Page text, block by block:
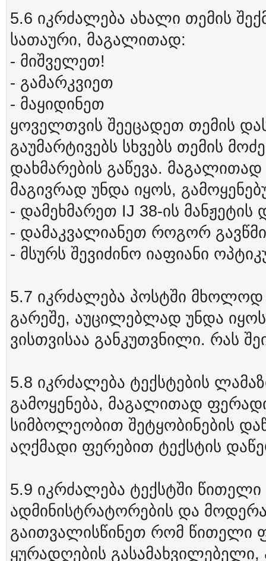
5.6 იკრძალება ახალი თემის
სათაური, მაგალითად:
- მიშველეთ!
- გამარკვიეთ
- მაყიდინეთ
ყოველთვის შეეცადეთ თემის
გაუმარტივებს სხვებს თემის
დახმარების გაწევა.
მაგივრად უნდა იყოს,
- დამეხმარეთ IJ 38-ის მანჟეტის
- დამაკვალიანეთ როგორ
- მსურს შევიძინო იაფიანი
5.7 იკრძალება პოსტში მხოლოდ
გარეშე, აუცილებლად უნდა
ვისთვისაა განკუთვნილი. რას
5.8 იკრძალება ტექსტების
გამოყენება, მაგალითად
სიმბოლეობით შეტყობინების
აღქმადი ფერებით ტექსტის
5.9 იკრძალება ტექსტში წითელი
ადმინისტრატორების და
გაითვალისწინეთ რომ წითელი
ყურადღების